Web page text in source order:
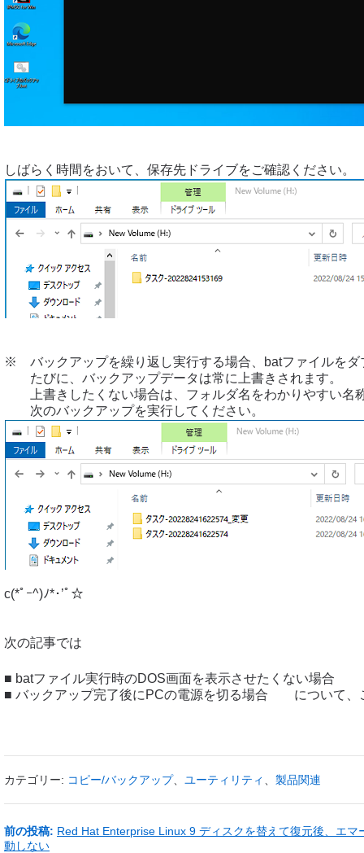
しばらく時間をおいて、保存先ドライブをご確認ください。
※ バックアップを繰り返し実行する場合、batファイルをダ
たびに、バックアップデータは常に上書きされます。
上書きしたくない場合は、フォルダ名をわかりやすい名
次のバックアップを実行してください。
c(*ﾟｰ^)ﾉ*･’ﾟ☆
次の記事では
■ batファイル実行時のDOS画面を表示させたくない場合
■ バックアップ完了後にPCの電源を切る場合 について、
カテゴリー: コピー/バックアップ、 ユーティリティ 製品関連
前の投稿: Red Hat Enterprise Linux 9 ディスクを替えて復元後、エマ
動しない